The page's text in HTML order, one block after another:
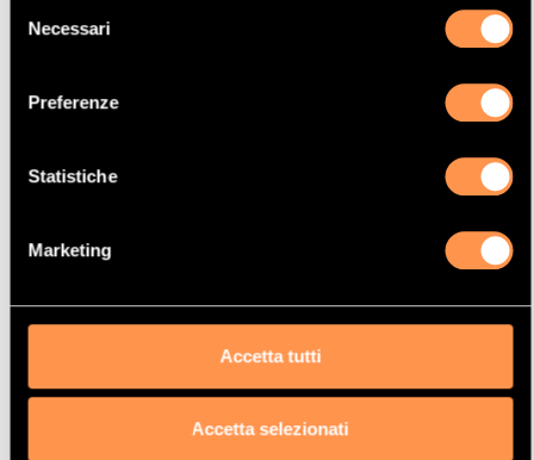
delNecessari
Preferenze
Statistiche
Marketing
Accetta tutti
Accetta selezionati
Versione
Motor code
Data